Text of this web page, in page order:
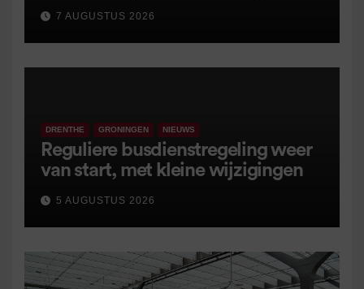
7 AUGUSTUS 2026
DRENTHE GRONINGEN NIEUWS
Reguliere busdienstregeling weer
van start, met kleine wijzigingen
5 AUGUSTUS 2026